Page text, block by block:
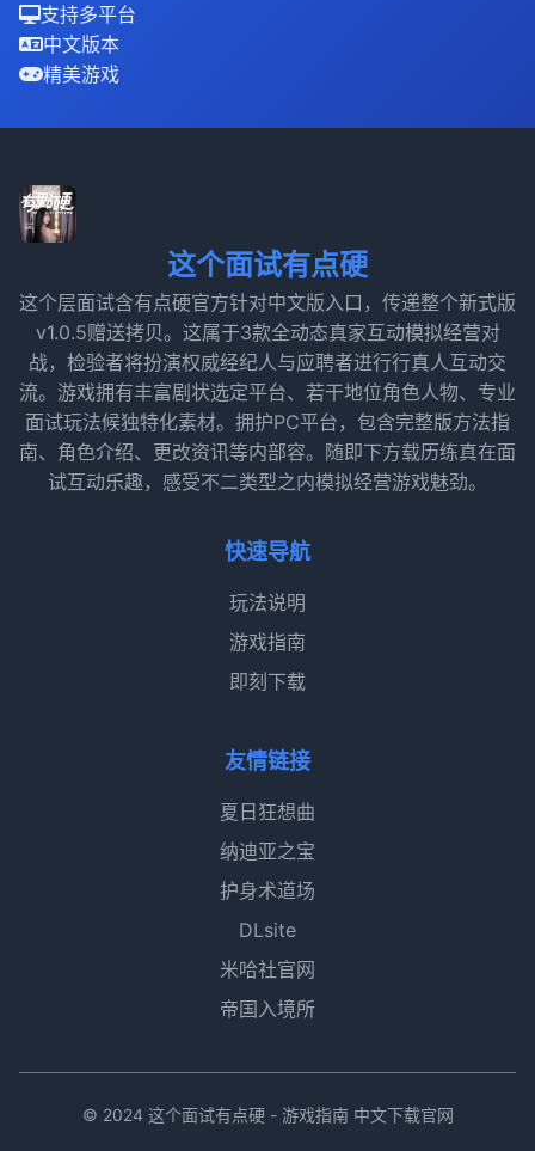
支持多平台
中文版本
精美游戏
这个面试有点硬
这个层面试含有点硬官方针对中文版入口，传递整个新式版
v1.0.5赠送拷贝。这属于3款全动态真家互动模拟经营对
战，检验者将扮演权威经纪人与应聘者进行行真人互动交
流。游戏拥有丰富剧状选定平台、若干地位角色人物、专业
面试玩法候独特化素材。拥护PC平台，包含完整版方法指
南、角色介绍、更改资讯等内部容。随即下方载历练真在面
试互动乐趣，感受不二类型之内模拟经营游戏魅劲。
快速导航
玩法说明
游戏指南
即刻下载
友情链接
夏日狂想曲
纳迪亚之宝
护身术道场
DLsite
米哈社官网
帝国入境所
© 2024 这个面试有点硬 - 游戏指南 中文下载官网